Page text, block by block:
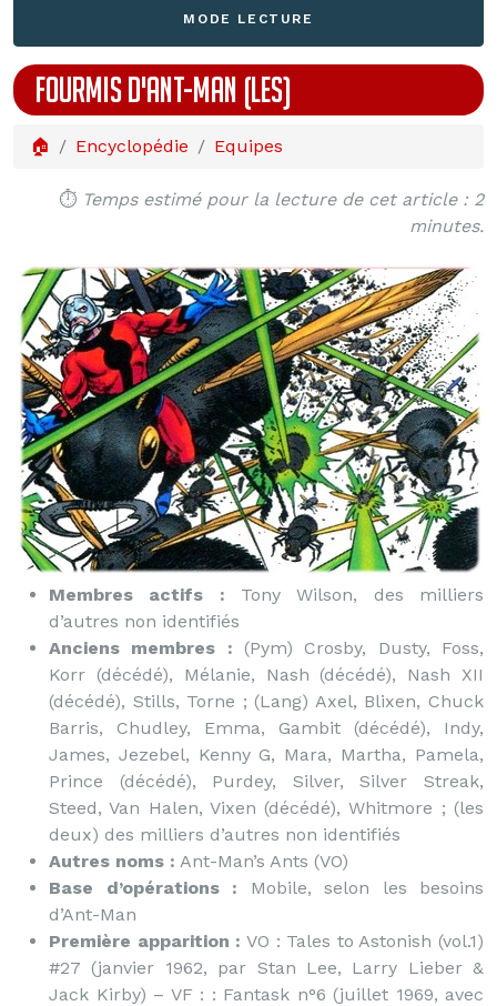
MODE LECTURE
FOURMIS D'ANT-MAN (LES)
🏠 Encyclopédie Equipes
⏱️ Temps estimé pour la lecture de cet article : 2
minutes.
Membres actifs : Tony Wilson, des milliers
d’autres non identifiés
Anciens membres : (Pym) Crosby, Dusty, Foss,
Korr (décédé), Mélanie, Nash (décédé), Nash XII
(décédé), Stills, Torne ; (Lang) Axel, Blixen, Chuck
Barris, Chudley, Emma, Gambit (décédé), Indy,
James, Jezebel, Kenny G, Mara, Martha, Pamela,
Prince (décédé), Purdey, Silver, Silver Streak,
Steed, Van Halen, Vixen (décédé), Whitmore ; (les
deux) des milliers d’autres non identifiés
Autres noms : Ant-Man’s Ants (VO)
Base d’opérations : Mobile, selon les besoins
d’Ant-Man
Première apparition : VO : Tales to Astonish (vol.1)
#27 (janvier 1962, par Stan Lee, Larry Lieber &
Jack Kirby) – VF : : Fantask n°6 (juillet 1969, avec